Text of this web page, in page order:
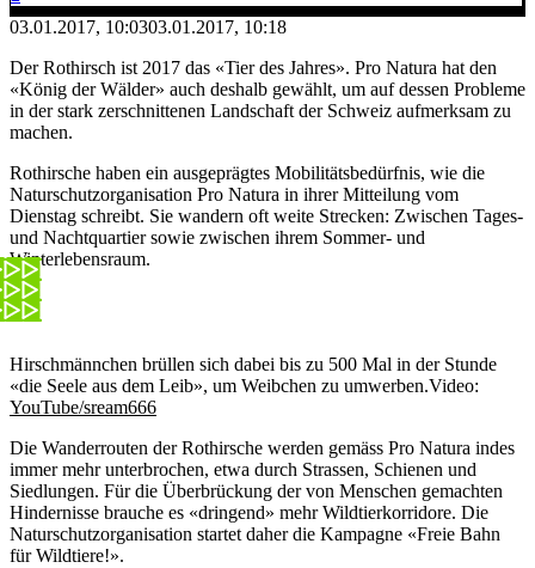
03.01.2017, 10:0303.01.2017, 10:18
Der Rothirsch ist 2017 das «Tier des Jahres». Pro Natura hat den
«König der Wälder» auch deshalb gewählt, um auf dessen Probleme
in der stark zerschnittenen Landschaft der Schweiz aufmerksam zu
machen.
Rothirsche haben ein ausgeprägtes Mobilitätsbedürfnis, wie die
Naturschutzorganisation Pro Natura in ihrer Mitteilung vom
Dienstag schreibt. Sie wandern oft weite Strecken: Zwischen Tages-
und Nachtquartier sowie zwischen ihrem Sommer- und
Winterlebensraum.
Hirschmännchen brüllen sich dabei bis zu 500 Mal in der Stunde
«die Seele aus dem Leib», um Weibchen zu umwerben.Video:
YouTube/sream666
Die Wanderrouten der Rothirsche werden gemäss Pro Natura indes
immer mehr unterbrochen, etwa durch Strassen, Schienen und
Siedlungen. Für die Überbrückung der von Menschen gemachten
Hindernisse brauche es «dringend» mehr Wildtierkorridore. Die
Naturschutzorganisation startet daher die Kampagne «Freie Bahn
für Wildtiere!».